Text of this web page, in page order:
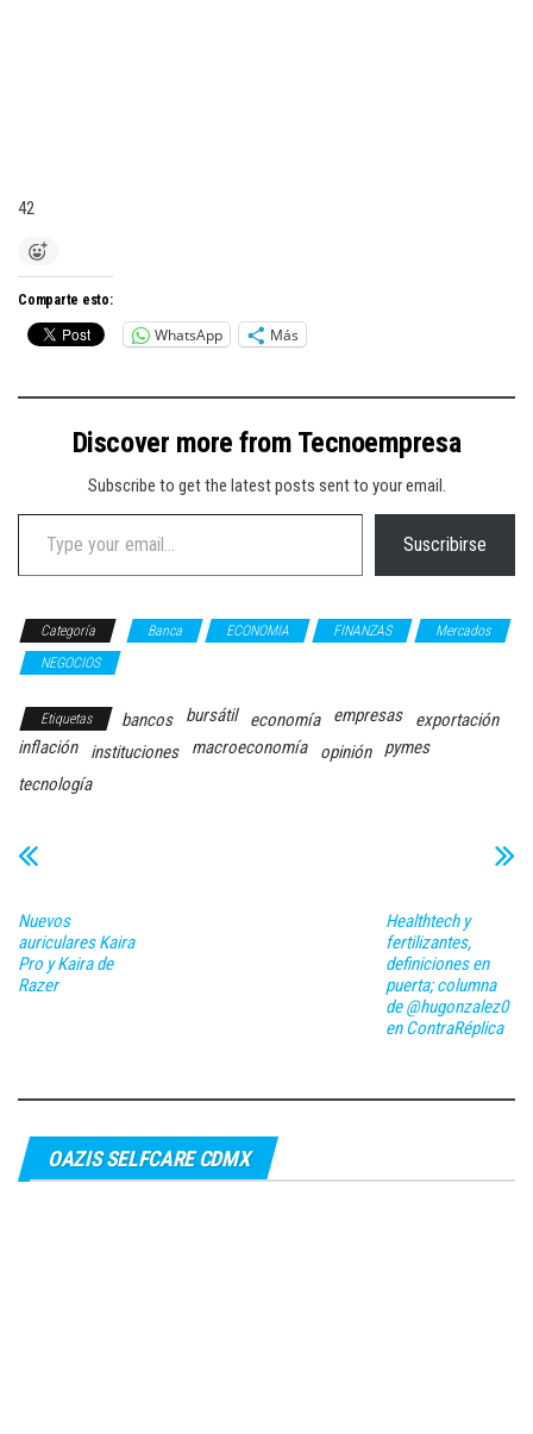
42
Comparte esto:
WhatsApp Más
Discover more from Tecnoempresa
Subscribe to get the latest posts sent to your email.
Type your email…
Suscribirse
Categoría Banca ECONOMIA FINANZAS
Mercados
NEGOCIOS
Etiquetas bancos bursátil economía empresas
exportación
inflación
instituciones macroeconomía opinión
pymes
tecnología
Nuevos
auriculares Kaira
Pro y Kaira de
Razer
Healthtech y
fertilizantes,
definiciones en
puerta; columna
de @hugonzalez0
en ContraRéplica
OAZIS SELFCARE CDMX